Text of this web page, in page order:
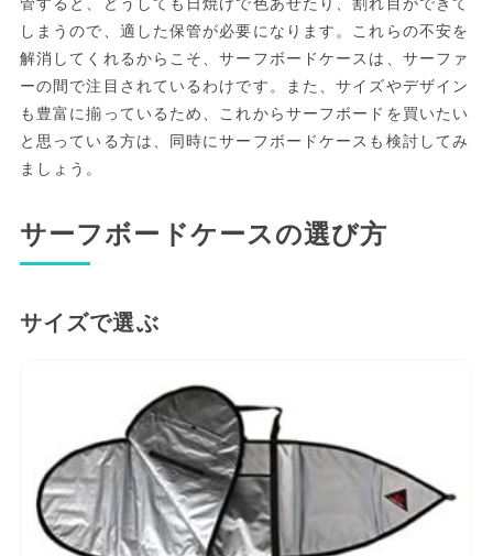
しまうので、適した保管が必要になります。これらの不安を
解消してくれるからこそ、サーフボードケースは、サーファ
ーの間で注目されているわけです。また、サイズやデザイン
も豊富に揃っているため、これからサーフボードを買いたい
と思っている方は、同時にサーフボードケースも検討してみ
ましょう。
サーフボードケースの選び方
サイズで選ぶ